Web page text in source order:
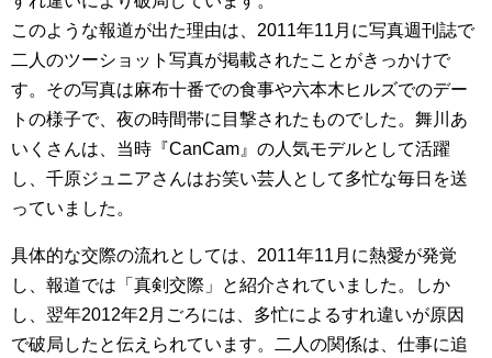
このような報道が出た理由は、2011年11月に写真週刊誌で
二人のツーショット写真が掲載されたことがきっかけで
す。その写真は麻布十番での食事や六本木ヒルズでのデー
トの様子で、夜の時間帯に目撃されたものでした。舞川あ
いくさんは、当時『CanCam』の人気モデルとして活躍
し、千原ジュニアさんはお笑い芸人として多忙な毎日を送
っていました。
具体的な交際の流れとしては、2011年11月に熱愛が発覚
し、報道では「真剣交際」と紹介されていました。しか
し、翌年2012年2月ごろには、多忙によるすれ違いが原因
で破局したと伝えられています。二人の関係は、仕事に追